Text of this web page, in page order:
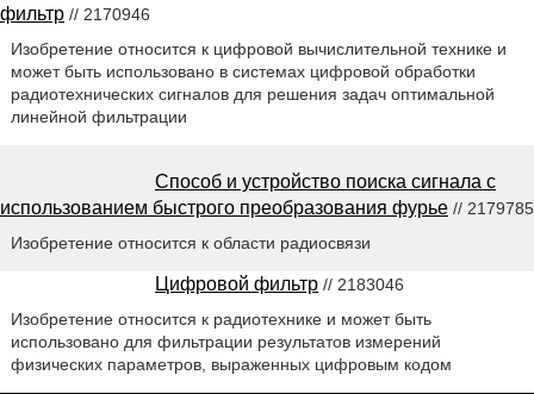
фильтр // 2170946
Изобретение относится к цифровой вычислительной технике и
может быть использовано в системах цифровой обработки
радиотехнических сигналов для решения задач оптимальной
линейной фильтрации
Способ и устройство поиска сигнала с
использованием быстрого преобразования фурье // 2179785
Изобретение относится к области радиосвязи
Цифровой фильтр // 2183046
Изобретение относится к радиотехнике и может быть
использовано для фильтрации результатов измерений
физических параметров, выраженных цифровым кодом